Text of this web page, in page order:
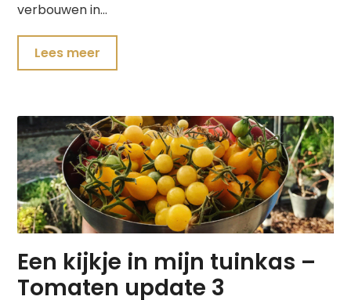
verbouwen in…
Lees meer
Een kijkje in mijn tuinkas –
Tomaten update 3